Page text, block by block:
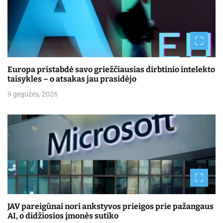
Europa pristabdė savo griežčiausias dirbtinio intelekto
taisykles – o atsakas jau prasidėjo
9 gegužės, 2026
JAV pareigūnai nori ankstyvos prieigos prie pažangaus
AI, o didžiosios įmonės sutiko